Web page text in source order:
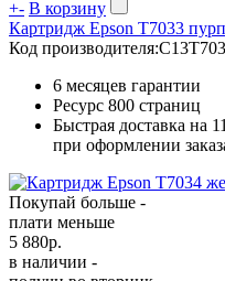
+- В корзину
Картридж Epson T7033
Код производителя:
6 месяцев гарантии
Ресурс 800 страниц
Быстрая доставка на
при оформлении
Покупай больше -
плати меньше
5 880р.
в наличии -